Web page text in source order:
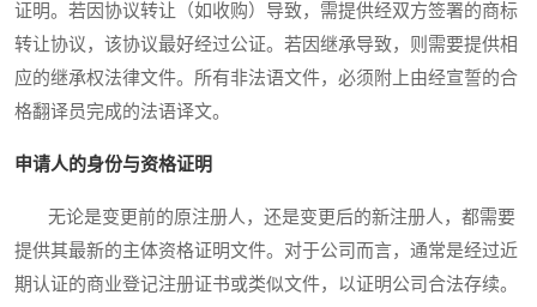
证明。若因协议转让（如收购）导致，需提供经双方签署的商标
转让协议，该协议最好经过公证。若因继承导致，则需要提供相
应的继承权法律文件。所有非法语文件，必须附上由经宣誓的合
格翻译员完成的法语译文。
申请人的身份与资格证明
无论是变更前的原注册人，还是变更后的新注册人，都需要
提供其最新的主体资格证明文件。对于公司而言，通常是经过近
期认证的商业登记注册证书或类似文件，以证明公司合法存续。